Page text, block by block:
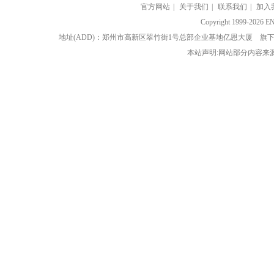
官方网站 关于我们 联系我们
加入
Copyright 1999-2026
地址(ADD)：郑州市高新区翠竹街1号总部企业基地亿恩大厦 旗
本站声明:网站部分内容来